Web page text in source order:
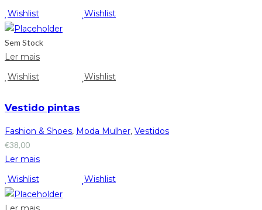
Wishlist
Wishlist
Sem Stock
Ler mais
Wishlist
Wishlist
Vestido pintas
Fashion & Shoes, Moda Mulher, Vestidos
€38,00
Ler mais
Wishlist
Wishlist